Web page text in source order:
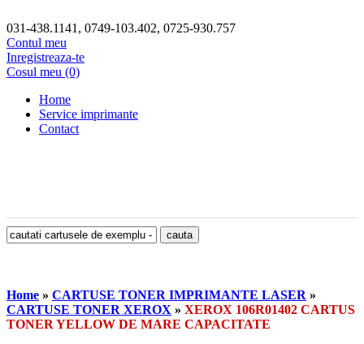
031-438.1141, 0749-103.402, 0725-930.757
Contul meu
Inregistreaza-te
Cosul meu (0)
Home
Service imprimante
Contact
Home » CARTUSE TONER IMPRIMANTE LASER »
CARTUSE TONER XEROX » XEROX 106R01402 CARTUS
TONER YELLOW DE MARE CAPACITATE